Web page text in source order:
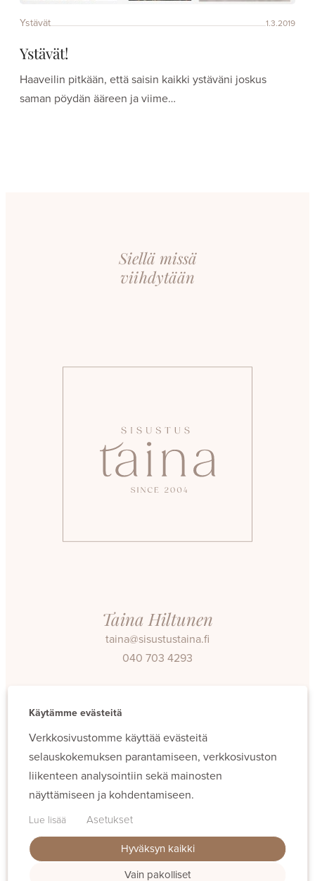
Ystävät 1.3.2019
Ystävät!
Haaveilin pitkään, että saisin kaikki ystäväni joskus
saman pöydän ääreen ja viime…
Siellä missä
viihdytään
Taina Hiltunen
taina@sisustustaina.fi
040 703 4293
Käytämme evästeitä
Verkkosivustomme käyttää evästeitä
selauskokemuksen parantamiseen, verkkosivuston
liikenteen analysointiin sekä mainosten
näyttämiseen ja kohdentamiseen.
Lue lisää Asetukset
Vain pakolliset
Hyväksyn kaikki